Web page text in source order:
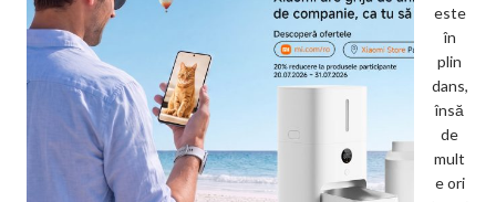
este
în
plin
dans,
însă
de
mult
e ori